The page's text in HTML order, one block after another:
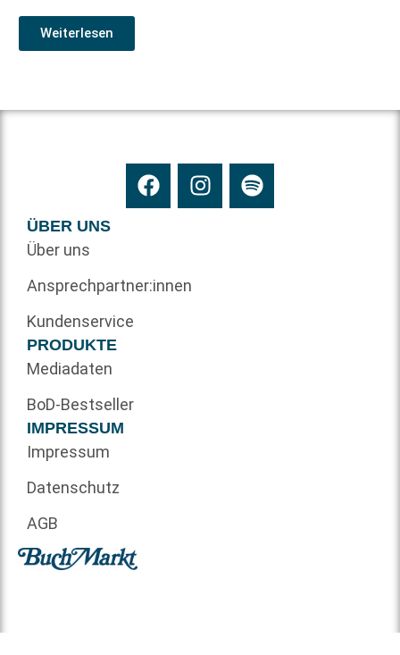
Weiterlesen
ÜBER UNS
Über uns
Ansprechpartner:innen
Kundenservice
PRODUKTE
Mediadaten
BoD-Bestseller
IMPRESSUM
Impressum
Datenschutz
AGB